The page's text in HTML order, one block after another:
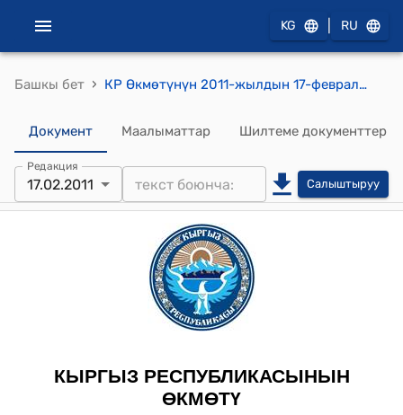
KG RU
Башкы бет › КР Өкмөтүнүн 2011-жылдын 17-февралындагы № 34-б (Акча каражатын бөлүү тууралуу) тескемеси
Документ Маалыматтар Шилтеме документтер
Редакция
17.02.2011 Салыштыруу